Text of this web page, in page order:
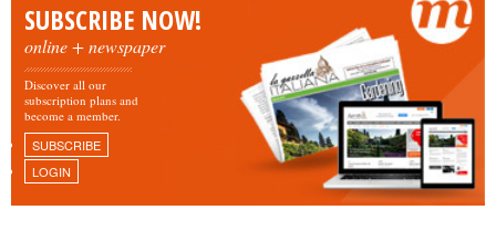
SUBSCRIBE NOW!
online + newspaper
Discover all our
subscription plans and
become a member.
SUBSCRIBE
LOGIN